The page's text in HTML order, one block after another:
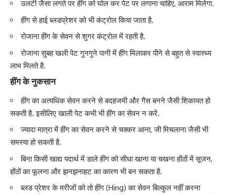
उलटी जैसा लगते पर हींग को घोल कर पेट पर लगाना चाहिए, आराम मिलेगा.
हींग से हाईब्लडप्रेशरको भी कंट्रोल किया जाता है.
रोजाना हींग के सेवन से शुगर कंट्रोल में रहती है.
रोजाना सुबह खली पेट गुनगुने पानी में हींग मिलाकर पीने से बहुत से स्वास्थ्य
लाभ मिलते है.
हींग के नुकसान
हींग का अत्यधिक सेवन करने सेबदहजमीऔर गैस बनने जैसी शिकायत हो
सकती है. इसीलिए खाली पेट कभी भी हींग का सेवन न करें.
ज्यादा मात्रा में हींग का सेवन करने से चक्कर आना, जी मिचलाना जैसी भी
समस्या हो सकती है.
बिना किसी खाद्य पदार्थ में डाले हींग को सीधा खाना या चखना होंठों में सूजन,
होंठों का फूलना और झनझनाहट का कारण भी बन सकता है.
ब्लड प्रेशर के मरीजों को तो हींग (Hing) का सेवन बिल्कुल नहीं करना